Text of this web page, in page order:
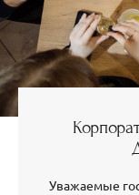
Уважаемые